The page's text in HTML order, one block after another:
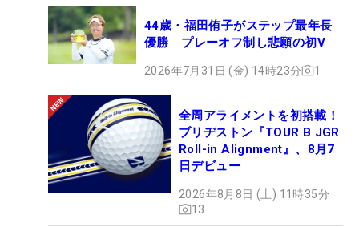
44歳・福田侑子がステップ最年長
優勝 プレーオフ制し悲願の初V
2026年7月31日 (金) 14時23分 1
全周アライメントを初搭載！
ブリヂストン『TOUR B JGR
Roll-in Alignment』、8月7
日デビュー
2026年8月8日 (土) 11時35分
13